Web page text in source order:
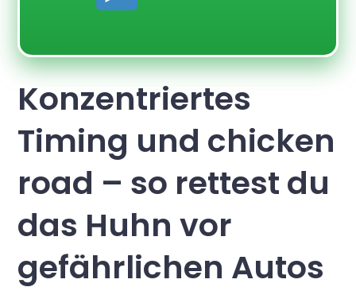
Konzentriertes
Timing und chicken
road – so rettest du
das Huhn vor
gefährlichen Autos